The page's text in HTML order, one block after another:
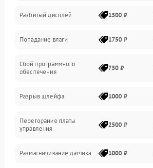
Механика
Управление
Электропитание
Разбитый дисплей 1500 ₽
Попадание влаги 1750 ₽
Сбой программного
обеспечения
750 ₽
Разрыв шлейфа 1000 ₽
Перегорание платы
управления
2500 ₽
Размагничивание датчика 1000 ₽